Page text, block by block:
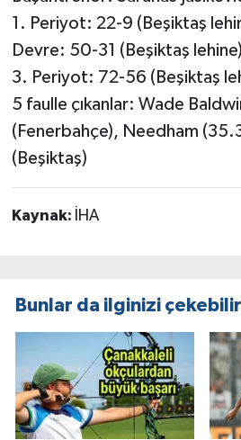
1. Periyot: 22-9 (Beşiktaş
Devre: 50-31 (Beşiktaş lehine)
3. Periyot: 72-56 (Beşiktaş
5 faulle çıkanlar: Wade
(Fenerbahçe), Needham
(Beşiktaş)
Kaynak: İHA
Bunlar da ilginizi çekebilir